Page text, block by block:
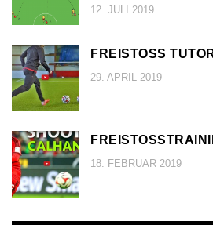
12. JULI 2019
FREISTOSS
29. APRIL 2019
18. FEBRUAR 2019